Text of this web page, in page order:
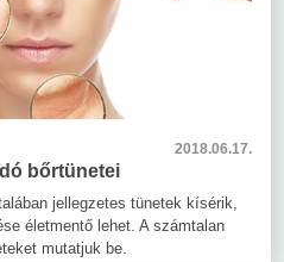
2018.06.17.
bőrtünetei
jellegzetes tünetek kísérik,
életmentő lehet. A számtalan
mutatjuk be.